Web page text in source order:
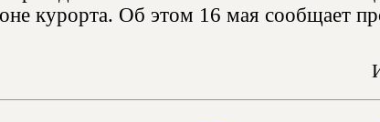
курорта. Об этом 16 мая сообщает